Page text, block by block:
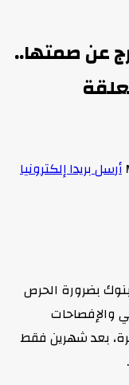
عن صمتها..
أرسل بريدا إلكترونيا
بضرورة الحرص
والإفصاحات
بعد شهرين فقط